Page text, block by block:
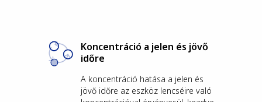
Koncentráció a jelen és jövő
időre
A koncentráció hatása a jelen és
jövő időre az eszköz lencséire való